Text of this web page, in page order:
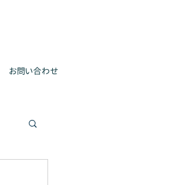
お問い合わせ